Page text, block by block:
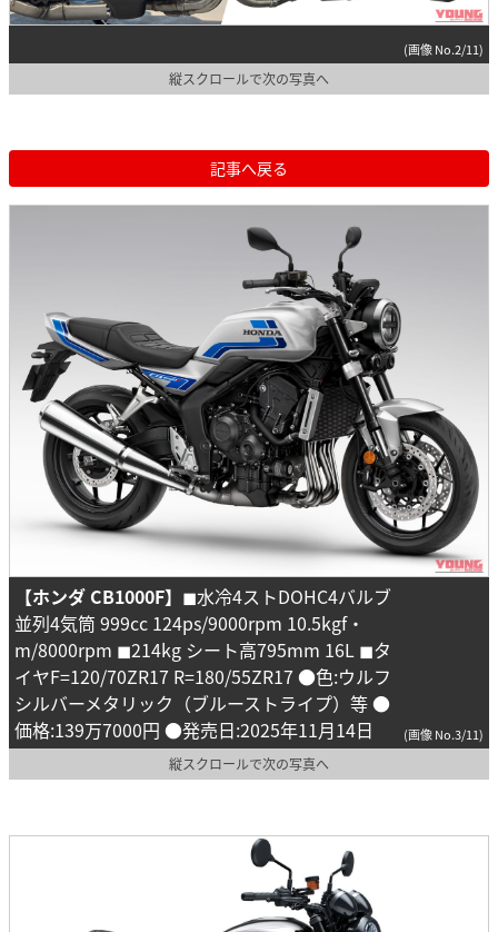
(画像 No.2/11)
縦スクロールで次の写真へ
記事へ戻る
【ホンダ CB1000F】 ◼︎水冷4ストDOHC4バルブ
並列4気筒 999cc 124ps/9000rpm 10.5kgf・
m/8000rpm ◼︎214kg シート高795mm 16L ◼︎タ
イヤF=120/70ZR17 R=180/55ZR17 ●色:ウルフ
シルバーメタリック（ブルーストライプ）等 ●
価格:139万7000円 ●発売日:2025年11月14日
(画像 No.3/11)
縦スクロールで次の写真へ